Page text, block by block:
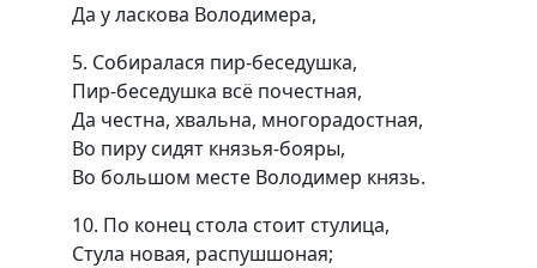
Да у ласкова Володимера,
5. Собиралася пир-беседушка,
Пир-беседушка всё почестная,
Да честна, хвальна, многорадостная,
Во пиру сидят князья-бояры,
Во большом месте Володимер князь.
10. По конец стола стоит стулица,
Стула новая, распушшоная;